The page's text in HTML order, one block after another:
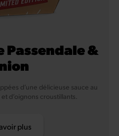
Passendale &
d’une délicieuse sauce au
d’oignons croustillants.
plus